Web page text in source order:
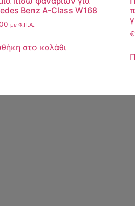
Benz A-Class W168
με Φ.Π.Α.
στο καλάθι
€